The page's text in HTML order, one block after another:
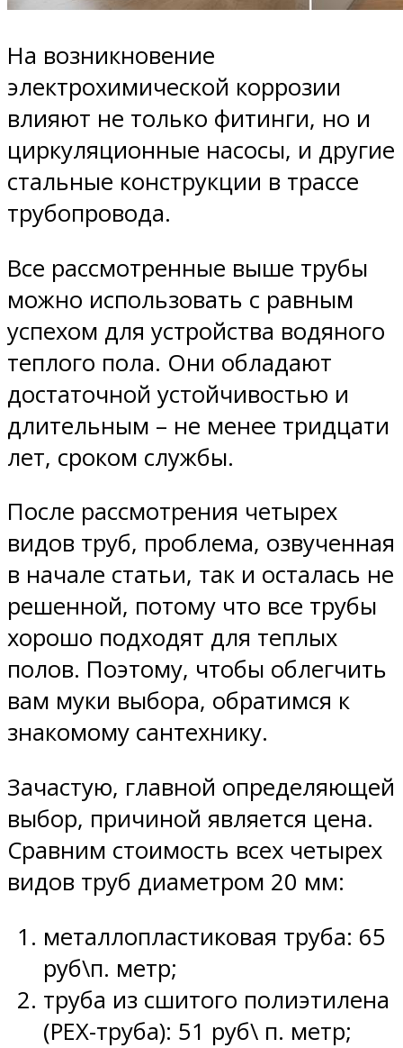
На возникновение
электрохимической коррозии
влияют не только фитинги, но и
циркуляционные насосы, и другие
стальные конструкции в трассе
трубопровода.
Все рассмотренные выше трубы
можно использовать с равным
успехом для устройства водяного
теплого пола. Они обладают
достаточной устойчивостью и
длительным – не менее тридцати
лет, сроком службы.
После рассмотрения четырех
видов труб, проблема, озвученная
в начале статьи, так и осталась не
решенной, потому что все трубы
хорошо подходят для теплых
полов. Поэтому, чтобы облегчить
вам муки выбора, обратимся к
знакомому сантехнику.
Зачастую, главной определяющей
выбор, причиной является цена.
Сравним стоимость всех четырех
видов труб диаметром 20 мм:
металлопластиковая труба: 65
руб\п. метр;
труба из сшитого полиэтилена
(PEX-труба): 51 руб\ п. метр;